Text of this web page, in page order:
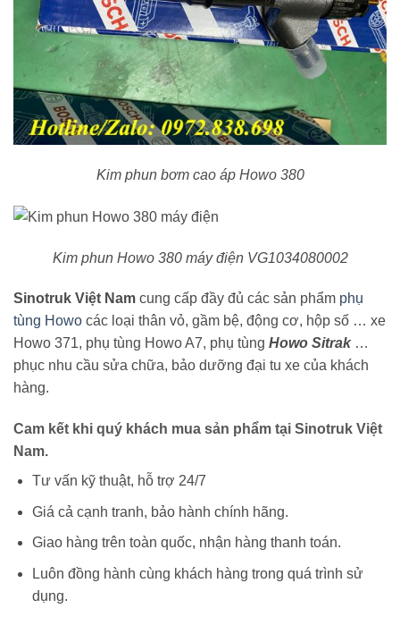
Kim phun bơm cao áp Howo 380
Kim phun Howo 380 máy điện VG1034080002
Sinotruk Việt Nam cung cấp đầy đủ các sản phẩm phụ
tùng Howo các loại thân vỏ, gầm bệ, động cơ, hộp số … xe
Howo 371, phụ tùng Howo A7, phụ tùng Howo Sitrak…
phục nhu cầu sửa chữa, bảo dưỡng đại tu xe của khách
hàng.
Cam kết khi quý khách mua sản phẩm tại Sinotruk Việt
Nam.
Tư vấn kỹ thuật, hỗ trợ 24/7
Giá cả cạnh tranh, bảo hành chính hãng.
Giao hàng trên toàn quốc, nhận hàng thanh toán.
Luôn đồng hành cùng khách hàng trong quá trình sử
dụng.